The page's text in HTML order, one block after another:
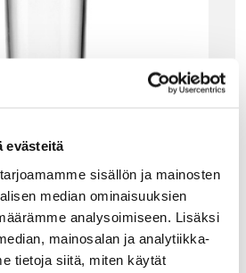
evästeitä
sisällön ja mainosten
median ominaisuuksien
analysoimiseen. Lisäksi
mainosalan ja analytiikka-
tietoja siitä, miten käytät
KARTELL